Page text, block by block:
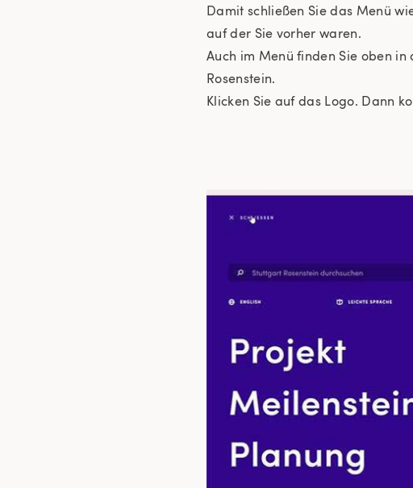
Damit schließen Sie das Menü
auf der Sie vorher waren.
Auch im Menü finden Sie oben
Rosenstein.
Klicken Sie auf das Logo. Dann